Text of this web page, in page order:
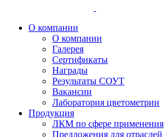
О компании
О компании
Галерея
Сертификаты
Награды
Результаты СОУТ
Вакансии
Лаборатория цветометрии
Продукция
ЛКМ по сфере применения
Предложения для отраслей